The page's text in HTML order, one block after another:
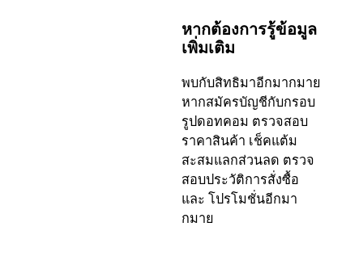
หากต้องการรู้ข้อมูล
เพิ่มเติม
พบกับสิทธิมาอีกมากมาย
หากสมัครบัญชีกับกรอบ
รูปดอทคอม ตรวจสอบ
ราคาสินค้า เช็คแต้ม
สะสมแลกส่วนลด ตรวจ
สอบประวัติการสั่งซื้อ
และ โปรโมชั่นอีกมา
กมาย